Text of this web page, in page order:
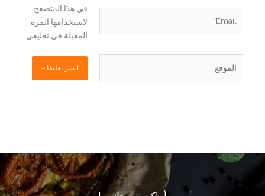
في هذا المتصفح
لاستخدامها المرة
المقبلة في تعليقي.